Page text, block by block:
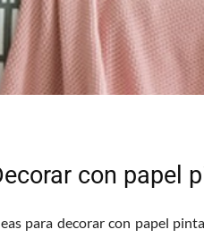
con papel
para decorar con papel